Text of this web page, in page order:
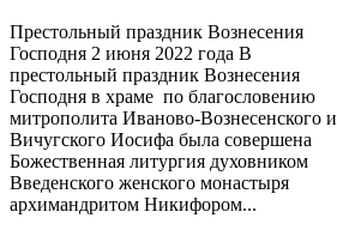
Престольный праздник Вознесения
Господня 2 июня 2022 года В
престольный праздник Вознесения
Господня в храме по благословению
митрополита Иваново-Вознесенского и
Вичугского Иосифа была совершена
Божественная литургия духовником
Введенского женского монастыря
архимандритом Никифором...